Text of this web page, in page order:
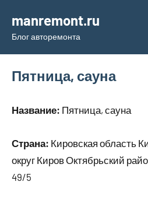
содержимому
manremont.ru
Блог авторемонта
Пятница, сауна
Название: Пятница, сауна
Страна: Кировская область
округ Киров Октябрьский
49/5